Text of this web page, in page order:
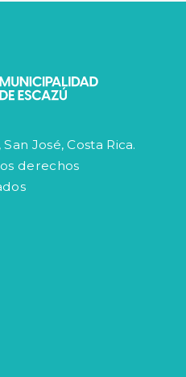
José, Costa Rica.
derechos